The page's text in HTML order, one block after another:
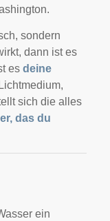
sondern
dann ist es
es deine
sich die alles
das du
ein